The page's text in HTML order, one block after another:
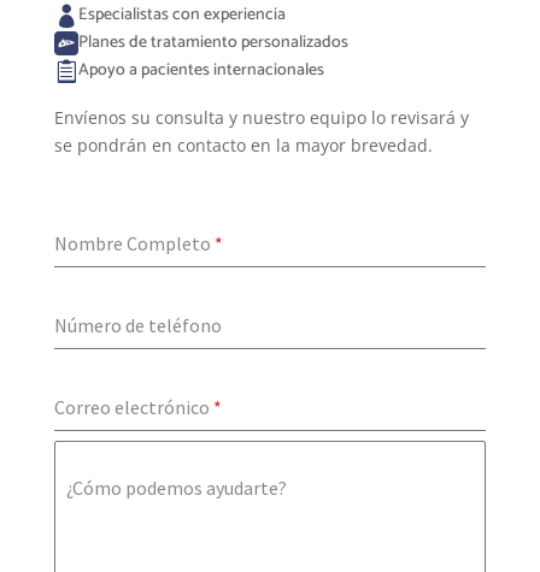
 Especialistas con experiencia
Planes de tratamiento personalizados
Apoyo a pacientes internacionales
Envíenos su consulta y nuestro equipo lo revisará y
se pondrán en contacto en la mayor brevedad.
Nombre Completo *
Número de teléfono
Correo electrónico *
¿Cómo podemos ayudarte?